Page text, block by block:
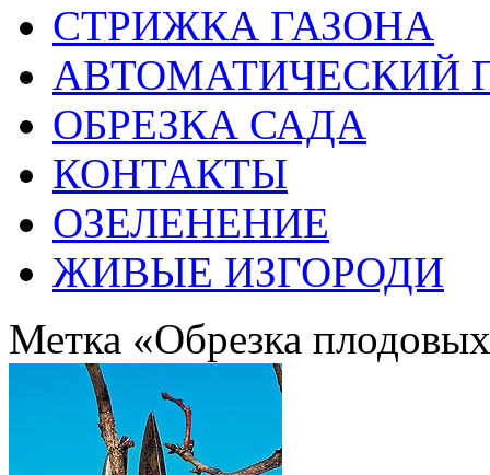
СТРИЖКА ГАЗОНА
АВТОМАТИЧЕСКИЙ
ОБРЕЗКА САДА
КОНТАКТЫ
ОЗЕЛЕНЕНИЕ
ЖИВЫЕ ИЗГОРОДИ
Метка «Обрезка